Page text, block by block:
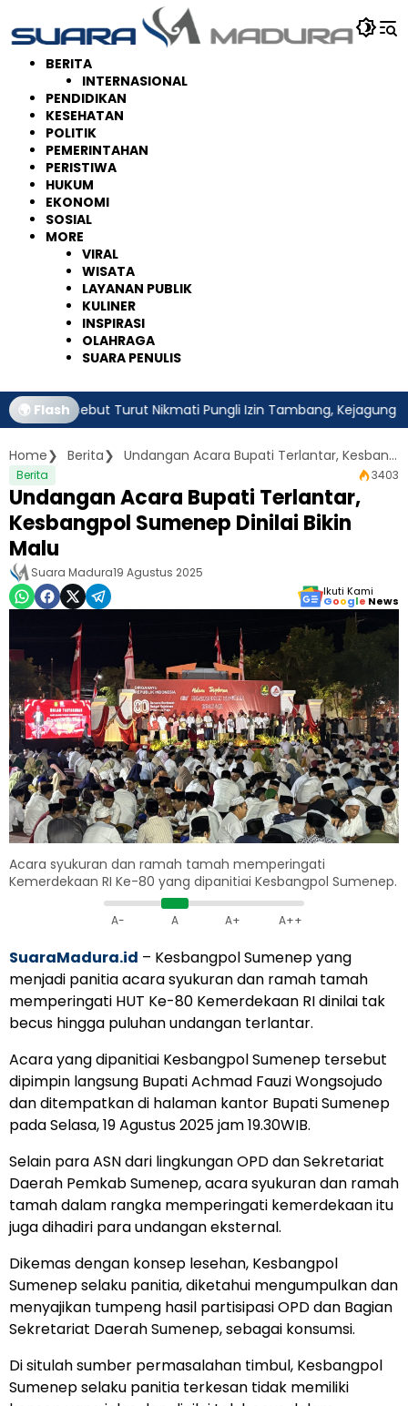
ke
konten
BERITA
INTERNASIONAL
PENDIDIKAN
KESEHATAN
POLITIK
PEMERINTAHAN
PERISTIWA
HUKUM
EKONOMI
SOSIAL
MORE
VIRAL
WISATA
LAYANAN PUBLIK
KULINER
INSPIRASI
OLAHRAGA
SUARA PENULIS
🌍 Flash
Disebut Turut Nikmati Pungli Izin Tambang, Kejagung Harus
Home Berita Undangan Acara Bupati Terlantar, Kesbangpol Sumenep Dinilai Bikin Malu
Berita 3403
Undangan Acara Bupati Terlantar,
Kesbangpol Sumenep Dinilai Bikin
Malu
Suara Madura19 Agustus 2025
Ikuti Kami
Google News
Acara syukuran dan ramah tamah memperingati
Kemerdekaan RI Ke-80 yang dipanitiai Kesbangpol Sumenep.
A- A A+ A++
SuaraMadura.id – Kesbangpol Sumenep yang
menjadi panitia acara syukuran dan ramah tamah
memperingati HUT Ke-80 Kemerdekaan RI dinilai tak
becus hingga puluhan undangan terlantar.
Acara yang dipanitiai Kesbangpol Sumenep tersebut
dipimpin langsung Bupati Achmad Fauzi Wongsojudo
dan ditempatkan di halaman kantor Bupati Sumenep
pada Selasa, 19 Agustus 2025 jam 19.30WIB.
Selain para ASN dari lingkungan OPD dan Sekretariat
Daerah Pemkab Sumenep, acara syukuran dan ramah
tamah dalam rangka memperingati kemerdekaan itu
juga dihadiri para undangan eksternal.
Dikemas dengan konsep lesehan, Kesbangpol
Sumenep selaku panitia, diketahui mengumpulkan dan
menyajikan tumpeng hasil partisipasi OPD dan Bagian
Sekretariat Daerah Sumenep, sebagai konsumsi.
Di situlah sumber permasalahan timbul, Kesbangpol
Sumenep selaku panitia terkesan tidak memiliki